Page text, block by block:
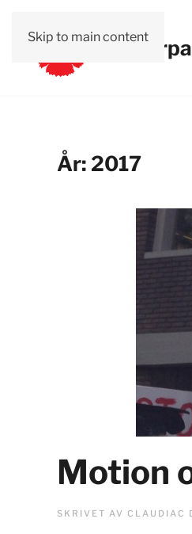
Skip to main content
År: 2017
Motion
SKRIVET AV CLAUDIAC